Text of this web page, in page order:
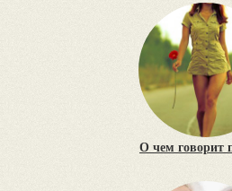
О чем говорит